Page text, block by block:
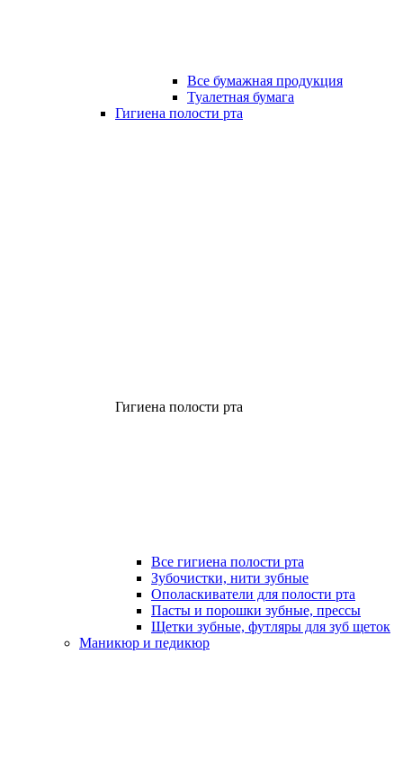
Все бумажная продукция
Туалетная бумага
Гигиена полости рта
Гигиена полости рта
Все гигиена полости рта
Зубочистки, нити зубные
Ополаскиватели для полости рта
Пасты и порошки зубные, прессы
Щетки зубные, футляры для зуб щеток
Маникюр и педикюр